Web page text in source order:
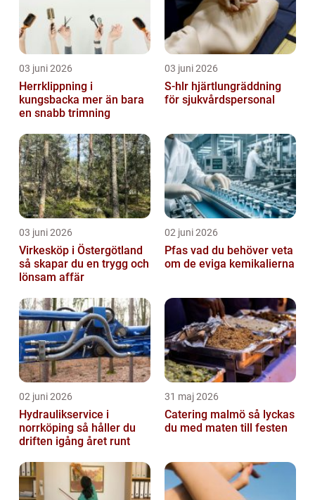
03 juni 2026
Herrklippning i
kungsbacka mer än bara
en snabb trimning
03 juni 2026
S-hlr hjärtlungräddning
för sjukvårdspersonal
03 juni 2026
Virkesköp i Östergötland
så skapar du en trygg och
lönsam affär
02 juni 2026
Pfas vad du behöver veta
om de eviga kemikalierna
02 juni 2026
Hydraulikservice i
norrköping så håller du
driften igång året runt
31 maj 2026
Catering malmö så lyckas
du med maten till festen